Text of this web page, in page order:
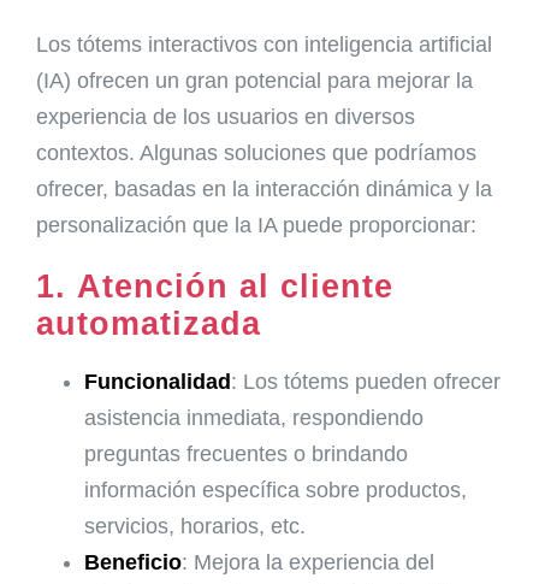
Los tótems interactivos con inteligencia artificial
(IA) ofrecen un gran potencial para mejorar la
experiencia de los usuarios en diversos
contextos. Algunas soluciones que podríamos
ofrecer, basadas en la interacción dinámica y la
personalización que la IA puede proporcionar:
1. Atención al cliente
automatizada
Funcionalidad: Los tótems pueden ofrecer
asistencia inmediata, respondiendo
preguntas frecuentes o brindando
información específica sobre productos,
servicios, horarios, etc.
Beneficio: Mejora la experiencia del